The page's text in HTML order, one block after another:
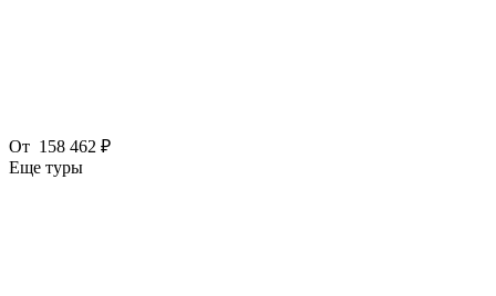
От 158 462 ₽
Еще туры